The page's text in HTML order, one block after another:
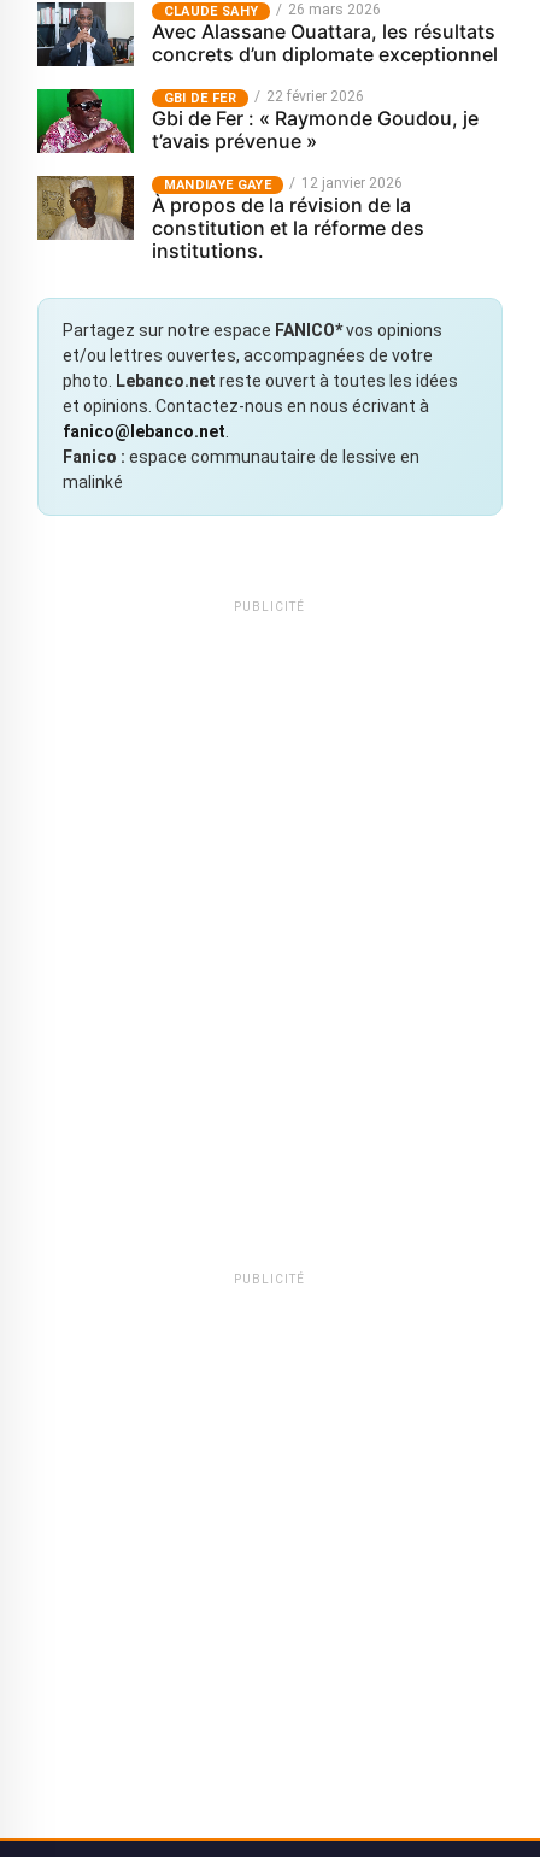
CLAUDE SAHY 26 mars 2026
Avec Alassane Ouattara, les résultats
concrets d’un diplomate exceptionnel
GBI DE FER 22 février 2026
Gbi de Fer : « Raymonde Goudou, je
t’avais prévenue »
MANDIAYE GAYE 12 janvier 2026
À propos de la révision de la
constitution et la réforme des
institutions.
Partagez sur notre espace FANICO*vos opinions
et/ou lettres ouvertes, accompagnées de votre
photo.
Lebanco.net reste ouvert à toutes les idées
et opinions. Contactez-nous en nous écrivant à
fanico@lebanco.net
Fanico : espace communautaire de lessive en
malinké
PUBLICITÉ
PUBLICITÉ